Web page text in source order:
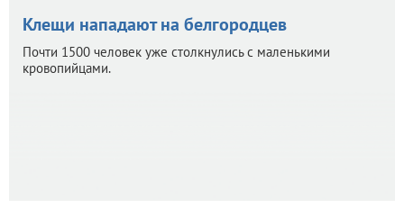
Клещи нападают на белгородцев
Почти 1500 человек уже столкнулись с маленькими
кровопийцами.